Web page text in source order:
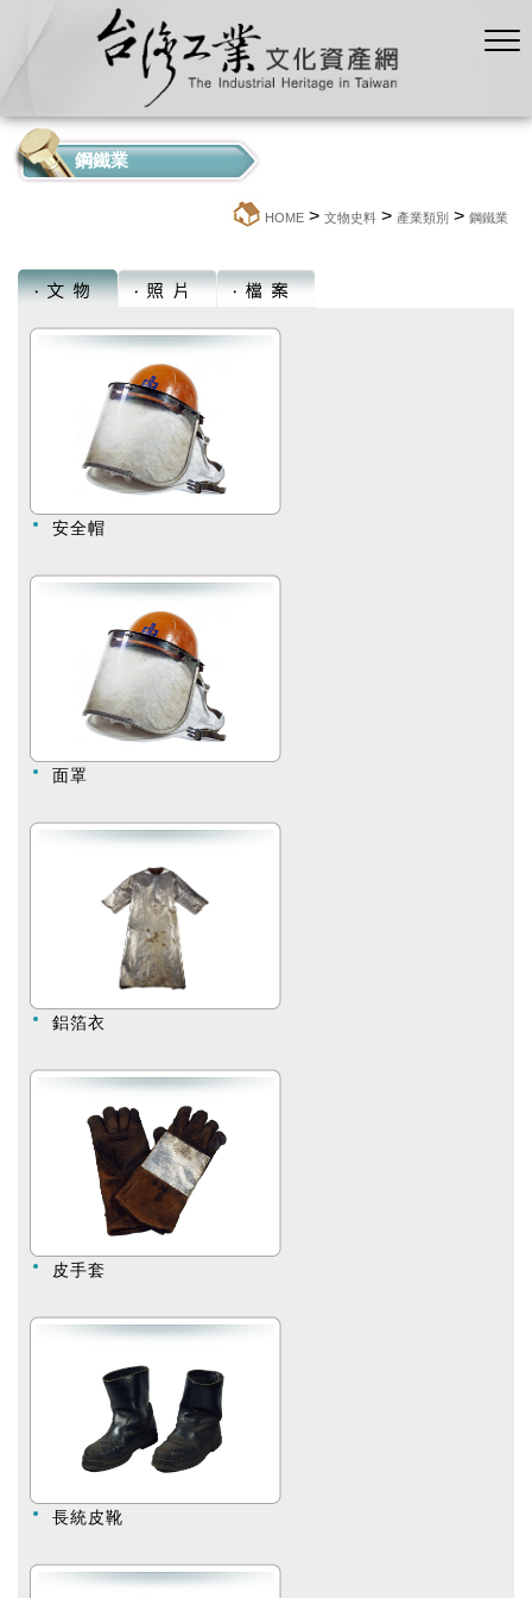
鋼鐵業
HOME > 文物史料 > 產業類別 > 鋼鐵業
安全帽
面罩
鋁箔衣
皮手套
長統皮靴